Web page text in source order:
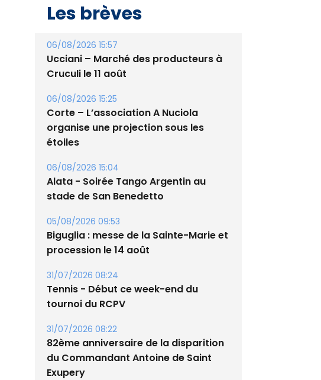
Les brèves
06/08/2026 15:57
Ucciani – Marché des producteurs à
Cruculi le 11 août
06/08/2026 15:25
Corte – L’association A Nuciola
organise une projection sous les
étoiles
06/08/2026 15:04
Alata - Soirée Tango Argentin au
stade de San Benedetto
05/08/2026 09:53
Biguglia : messe de la Sainte-Marie et
procession le 14 août
31/07/2026 08:24
Tennis - Début ce week-end du
tournoi du RCPV
31/07/2026 08:22
82ème anniversaire de la disparition
du Commandant Antoine de Saint
Exupery